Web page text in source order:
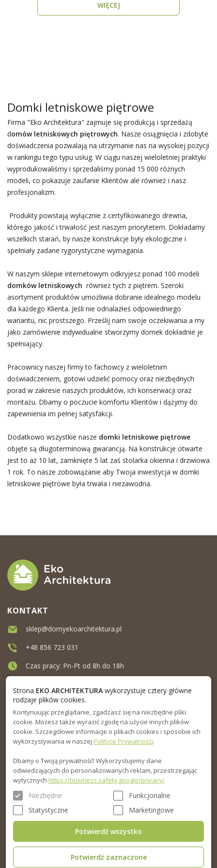
WIĘCEJ
Domki letniskowe piętrowe
Firma "Eko Architektura" zajmuje się produkcją i sprzedażą
domów letniskowych piętrowych. Nasze osiągnięcia i zdobyte
doświadczenia pozwalają na utrzymanie nas na wysokiej pozycji
w rankingu tego typu usług. W ciągu naszej wieloletniej praktyki
wyprodukowaliśmy i sprzedaliśmy ponad 15 000 różnych
modeli, co pokazuje zaufanie Klientów ale również i nasz
profesjonalizm.
Produkty powstają wyłącznie z certyfikowanego drewna,
którego jakość i trwałość jest naszym priorytetem. Dokładamy
wszelkich starań, by nasze konstrukcje były ekologiczne i
spełniały zadane rygorystyczne wymagania.
W naszym sklepie internetowym odkryjesz ponad 100 modeli
domków letniskowych również tych z piętrem. Szeroki
asortyment produktów umożliwia dobranie idealnego modelu
dla każdego Klienta. Jeśli nie odnalazłeś odpowiedniego
wariantu, nic prostszego. Prześlij nam swoje oczekiwania a my
jako zamówienie indywidualne stworzymy domek dokładnie je
spełniający.
Pracownicy naszej firmy to fachowcy z wieloletnim
doświadczeniem, gotowi udzielić pomocy oraz niezbędnych
porad w zakresie naszych produktów, ich konserwacji oraz
montażu. Dbamy o poczucie komfortu Klientów i dążymy do
zapewnienia im pełnej satysfakcji.
Dodatkowo wszystkie nasze domki letniskowe piętrowe
objęte są długoterminową gwarancją. Na konstrukcje otwarte
jest to aż 10 lat, zamknięte 5 lat zaś stolarka okienna i drzwiowa
1 rok. To nasze zobowiązanie aby Twoja inwestycja w domki
letniskowe piętrowe była trwała i niezawodna.
MENU
INFORMACJA
PORADNIK
KONTAKT
sklep@domyekoarchitektura.pl
+48 856 723 031
Czas pracy: Pn-Pt od 8h do 18h
Strona EKO ARCHITEKTURAwykorzystuje cztery główne
rodzaje plików cookies.
Kontynuując przeglądanie, zgadzasz się na niezbędne pliki
cookie. Możesz także wyrazić zgodę na użycie innych plików
cookie. Szczegółowe informacje o plikach cookies i sposobie ich
wykorzystywania w naszej Polityce Prywatności.
Dbamy o Twoją prywatność! Wykorzystujemy dane
odwiedzających do personalizowanych reklam, przestrzegając
wytycznych https://business.safety.google/privacy/
Niezbędne
Funkcjonalne
Statystyczne
Marketingowe
Potwierdź zaznaczone
Potwierdź wszystko